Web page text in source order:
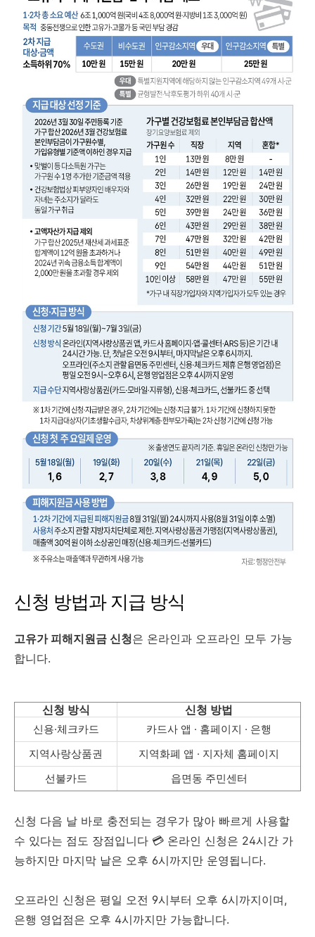
신청 방법과 지급 방식
고유가 피해지원금 신청은 온라인과 오프라인 모두 가능
합니다.
신청 방식 신청 방법
신용·체크카드
카드사 앱 · 홈페이지 · 은행
지역사랑상품권
지역화폐 앱 · 지자체 홈페이지
선불카드
읍면동 주민센터
신청 다음 날 바로 충전되는 경우가 많아 빠르게 사용할
수 있다는 점도 장점입니다 💳 온라인 신청은 24시간 가
능하지만 마지막 날은 오후 6시까지만 운영됩니다.
오프라인 신청은 평일 오전 9시부터 오후 6시까지이며,
은행 영업점은 오후 4시까지만 가능합니다.